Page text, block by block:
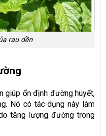
rau dền
giúp ổn định đường huyết,
Nó có tác dụng này làm
tăng lượng đường trong